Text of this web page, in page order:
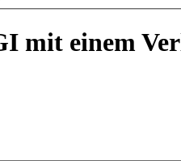
mit einem